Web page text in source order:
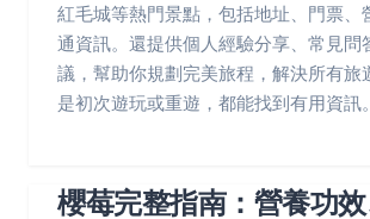
紅毛城等熱門景點，包括地址、門票、
通資訊。還提供個人經驗分享、常見問
議，幫助你規劃完美旅程，解決所有旅
是初次遊玩或重遊，都能找到有用資訊。
櫻莓完整指南：營養功